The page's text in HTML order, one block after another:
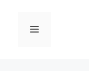
القائمة